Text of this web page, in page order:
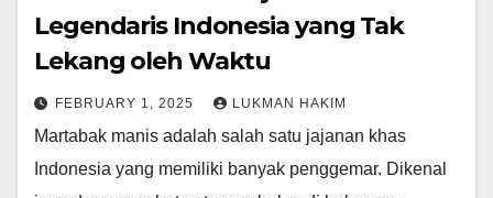
Legendaris Indonesia yang Tak
Lekang oleh Waktu
FEBRUARY 1, 2025 LUKMAN HAKIM
Martabak manis adalah salah satu jajanan khas
Indonesia yang memiliki banyak penggemar. Dikenal